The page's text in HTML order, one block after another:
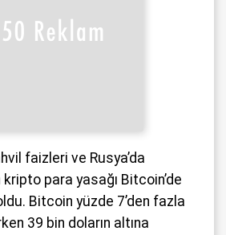
faizleri ve Rusya’da
para yasağı Bitcoin’de
Bitcoin yüzde 7’den fazla
39 bin doların altına